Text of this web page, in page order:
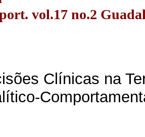
vol.17 no.2
Clínicas na